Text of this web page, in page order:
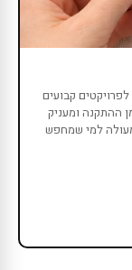
קבועים
ההתקנה ומעניק
למי שמחפש